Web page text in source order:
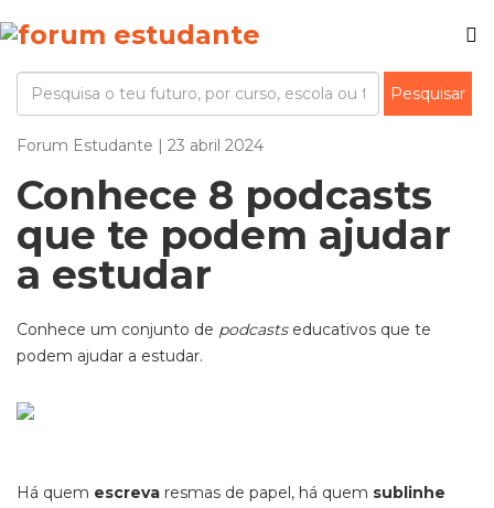
Forum Estudante | 23 abril 2024
Conhece 8 podcasts
que te podem ajudar
a estudar
Conhece um conjunto de podcastseducativos que te
podem ajudar a estudar.
Há quem escreva resmas de papel, há quem sublinhe